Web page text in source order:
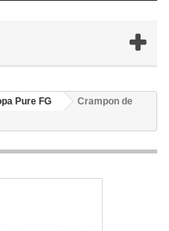
Pure FG
Crampon de